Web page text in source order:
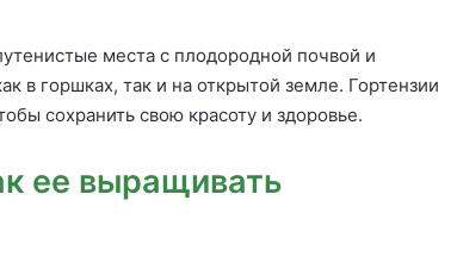
места с плодородной почвой и
в горшках, так и на открытой земле. Гортензии
сохранить свою красоту и здоровье.
ее выращивать